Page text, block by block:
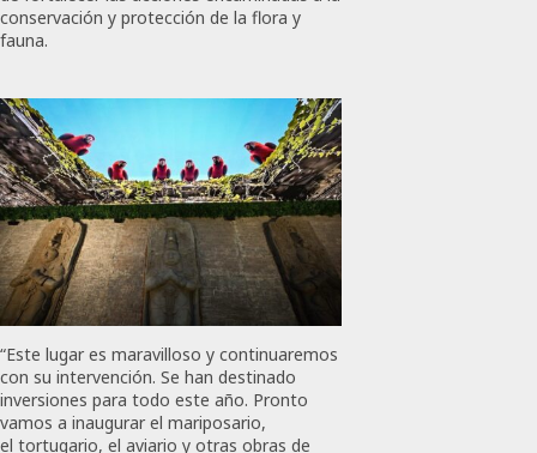
conservación y protección de la flora y
fauna.
“Este lugar es maravilloso y continuaremos
con su intervención. Se han destinado
inversiones para todo este año. Pronto
vamos a inaugurar el mariposario,
el tortugario, el aviario y otras obras de